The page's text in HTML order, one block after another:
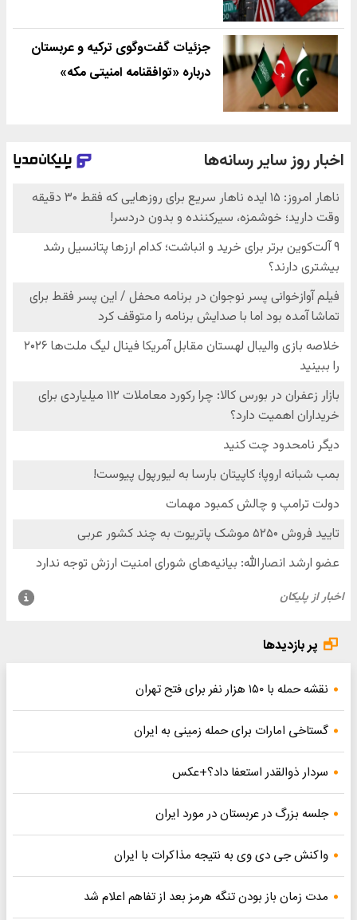
جزئیات گفت‌وگوی ترکیه و عربستان
درباره «توافقنامه امنیتی مکه»
پر بازدیدها
نقشه حمله با ۱۵۰ هزار نفر برای فتح تهران
گستاخی امارات برای حمله زمینی به ایران
سردار ذوالقدر استعفا داد؟+عکس
جلسه بزرگ در عربستان در مورد ایران
واکنش جی دی وی به نتیجه مذاکرات با ایران
مدت زمان باز بودن تنگه هرمز بعد از تفاهم اعلام شد